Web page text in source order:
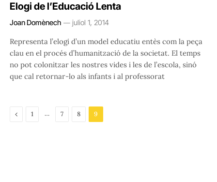
Elogi de l’Educació Lenta
Joan Domènech juliol 1, 2014
Representa l’elogi d’un model educatiu entès com la peça
clau en el procés d’humanització de la societat. El temps
no pot colonitzar les nostres vides i les de l’escola, sinó
que cal retornar-lo als infants i al professorat
Previous
1 … 7 8 9